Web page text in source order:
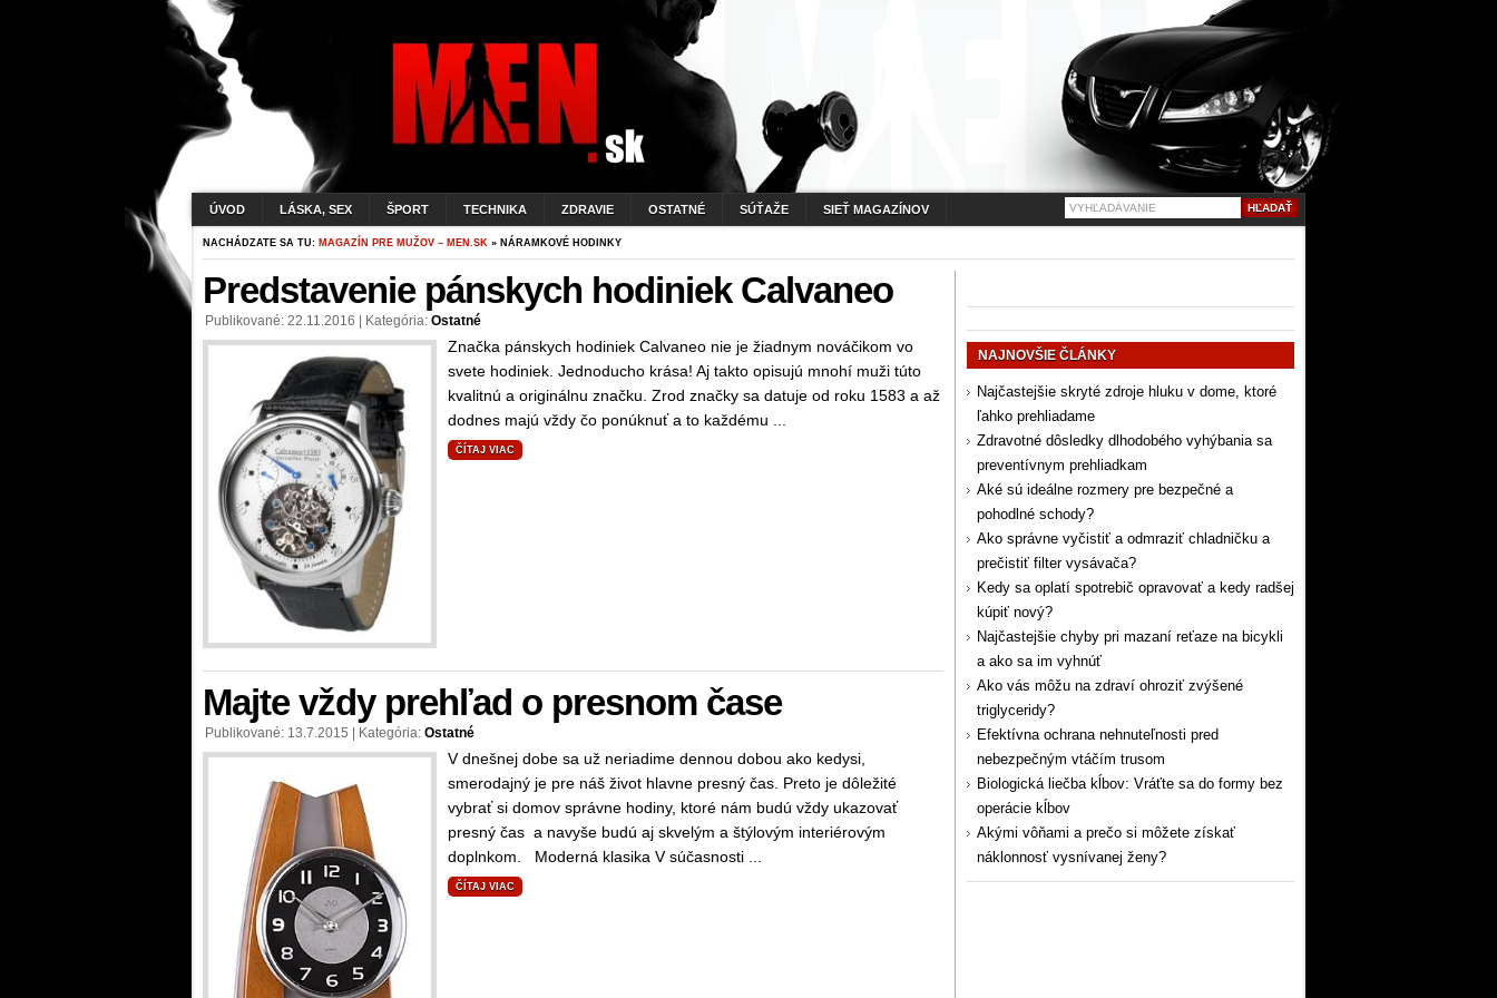
ÚVOD LÁSKA, SEX ŠPORT TECHNIKA ZDRAVIE OSTATNÉ SÚŤAŽE SIEŤ MAGAZÍNOV
NACHÁDZATE SA TU: MAGAZÍN PRE MUŽOV – MEN.SK » NÁRAMKOVÉ HODINKY
Predstavenie pánskych hodiniek Calvaneo
Publikované: 22.11.2016 | Kategória: Ostatné
Značka pánskych hodiniek Calvaneo nie je žiadnym nováčikom vo
svete hodiniek. Jednoducho krása! Aj takto opisujú mnohí muži túto
kvalitnú a originálnu značku. Zrod značky sa datuje od roku 1583 a až
dodnes majú vždy čo ponúknuť a to každému ...
ČÍTAJ VIAC
Majte vždy prehľad o presnom čase
Publikované: 13.7.2015 | Kategória: Ostatné
V dnešnej dobe sa už neriadime dennou dobou ako kedysi,
smerodajný je pre náš život hlavne presný čas. Preto je dôležité
vybrať si domov správne hodiny, ktoré nám budú vždy ukazovať
presný čas a navyše budú aj skvelým a štýlovým interiérovým
doplnkom. Moderná klasika V súčasnosti ...
ČÍTAJ VIAC
NAJNOVŠIE ČLÁNKY
Najčastejšie skryté zdroje hluku v dome, ktoré
ľahko prehliadame
Zdravotné dôsledky dlhodobého vyhýbania sa
preventívnym prehliadkam
Aké sú ideálne rozmery pre bezpečné a
pohodlné schody?
Ako správne vyčistiť a odmraziť chladničku a
prečistiť filter vysávača?
Kedy sa oplatí spotrebič opravovať a kedy radšej
kúpiť nový?
Najčastejšie chyby pri mazaní reťaze na bicykli
a ako sa im vyhnúť
Ako vás môžu na zdraví ohroziť zvýšené
triglyceridy?
Efektívna ochrana nehnuteľnosti pred
nebezpečným vtáčím trusom
Biologická liečba kĺbov: Vráťte sa do formy bez
operácie kĺbov
Akými vôňami a prečo si môžete získať
náklonnosť vysnívanej ženy?